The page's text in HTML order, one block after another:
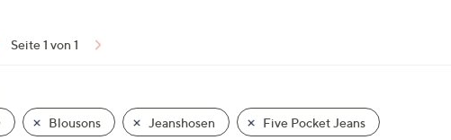
Seite 1 von 1
Blousons Jeanshosen Five Pocket Jeans